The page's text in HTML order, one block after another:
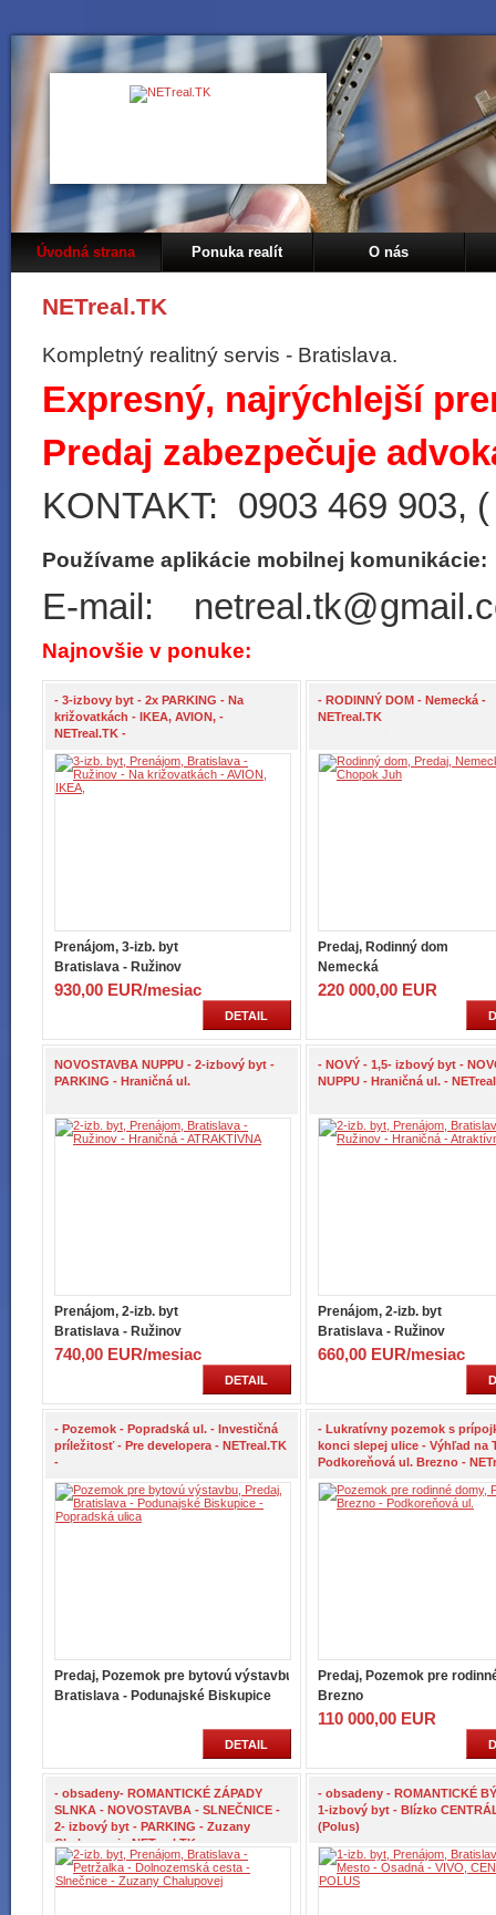
Úvodná strana Ponuka realít O nás
NETreal.TK
Kompletný realitný servis - Bratislava.
Expresný, najrýchlejší
Predaj zabezpečuje
KONTAKT: 0903 469 903,
Používame aplikácie mobilnej
E-mail:
Najnovšie v ponuke:
- 3-izbovy byt - 2x PARKING - Na
križovatkách - IKEA, AVION, -
NETreal.TK -
Prenájom, 3-izb. byt
Bratislava - Ružinov
930,00 EUR/mesiac
DETAIL
- RODINNÝ DOM - Nemecká -
NETreal.TK
Predaj, Rodinný dom
Nemecká
220 000,00 EUR
NOVOSTAVBA NUPPU - 2-izbový byt -
PARKING - Hraničná ul.
Prenájom, 2-izb. byt
Bratislava - Ružinov
740,00 EUR/mesiac
DETAIL
- NOVÝ - 1,5- izbový byt -
NUPPU - Hraničná ul. -
Prenájom, 2-izb. byt
Bratislava - Ružinov
660,00 EUR/mesiac
- Pozemok - Popradská ul. - Investičná
príležitosť - Pre developera - NETreal.TK
-
Predaj, Pozemok pre bytovú výstavbu
Bratislava - Podunajské Biskupice
DETAIL
- Lukratívny pozemok s
konci slepej ulice - Výhľad na
Podkoreňová ul. Brezno -
Predaj, Pozemok pre
Brezno
110 000,00 EUR
- obsadeny- ROMANTICKÉ ZÁPADY
SLNKA - NOVOSTAVBA - SLNEČNICE -
2- izbový byt - PARKING - Zuzany
Chalupovej - NETreal.TK -
- obsadeny - ROMANTICKÉ
1-izbový byt - Blízko
(Polus)